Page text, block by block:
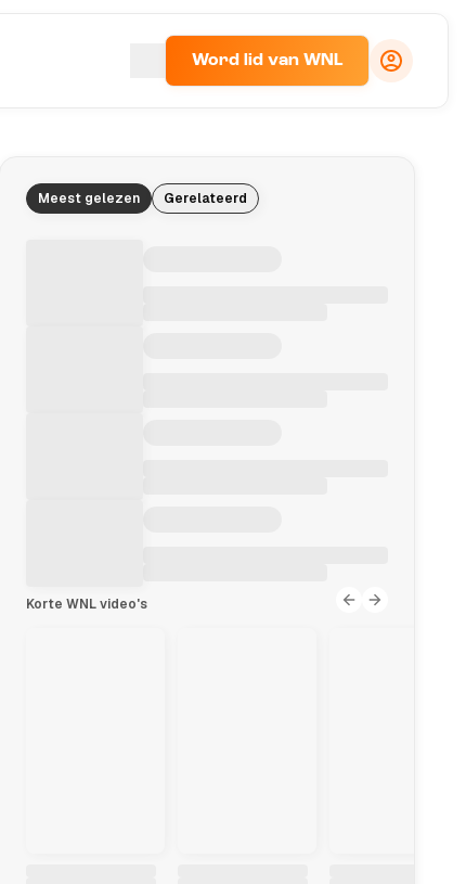
Word lid van WNL
Meest gelezen Gerelateerd
Korte WNL video's